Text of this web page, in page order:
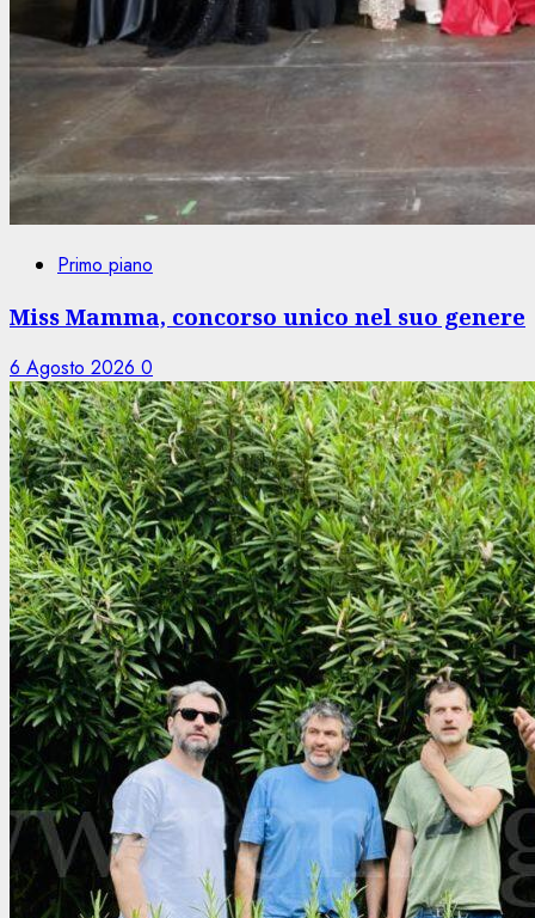
Primo piano
Miss Mamma, concorso unico nel suo genere
6 Agosto 2026 0